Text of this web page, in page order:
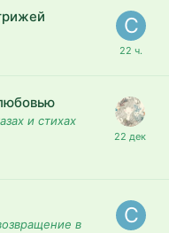
и стихах
в